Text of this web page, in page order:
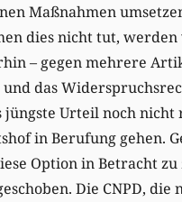
Maßnahmen
dies nicht tut,
– gegen mehrere
das
jüngste Urteil noch
in Berufung gehen.
Option in Betracht
Die CNPD, die